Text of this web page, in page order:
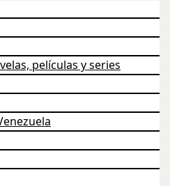
películas y series